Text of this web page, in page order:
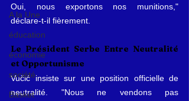
A la Une
éducation
économie
société
Basket
Oui, nous exportons nos munitions,"
déclare-t-il fièrement.
Le Président Serbe Entre Neutralité
et Opportunisme
Vučić insiste sur une position officielle de
neutralité. "Nous ne vendons pas